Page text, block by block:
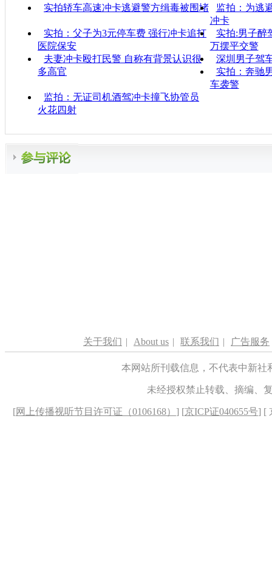
实拍轿车高速冲卡逃避警方缉毒被围堵
监拍：为逃
冲卡
实拍：父子为3元停车费 强行冲卡追打
医院保安
实拍:男子醉
万摆平交警
夫妻冲卡殴打民警 自称有背景认识很
多高官
深圳男子驾
实拍：奔驰
车袭警
监拍：无证司机酒驾冲卡撞飞协管员
火花四射
关于我们 | About us | 联系我们 | 广告服务
本网站所刊载信息，不代表中新
未经授权禁止转载、摘编、
[网上传播视听节目许可证（0106168） ] [京ICP证040655号] [